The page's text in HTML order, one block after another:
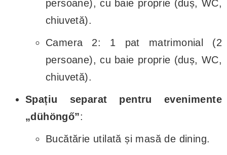
persoane), cu baie proprie (duș, WC,
chiuvetă).
Camera 2: 1 pat matrimonial (2
persoane), cu baie proprie (duș, WC,
chiuvetă).
Spațiu separat pentru evenimente
„dühöngő”:
Bucătărie utilată și masă de dining.